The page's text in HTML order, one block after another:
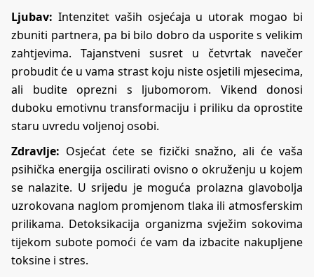
Ljubav: Intenzitet vaših osjećaja u utorak mogao bi
zbuniti partnera, pa bi bilo dobro da usporite s velikim
zahtjevima. Tajanstveni susret u četvrtak navečer
probudit će u vama strast koju niste osjetili mjesecima,
ali budite oprezni s ljubomorom. Vikend donosi
duboku emotivnu transformaciju i priliku da oprostite
staru uvredu voljenoj osobi.
Zdravlje: Osjećat ćete se fizički snažno, ali će vaša
psihička energija oscilirati ovisno o okruženju u kojem
se nalazite. U srijedu je moguća prolazna glavobolja
uzrokovana naglom promjenom tlaka ili atmosferskim
prilikama. Detoksikacija organizma svježim sokovima
tijekom subote pomoći će vam da izbacite nakupljene
toksine i stres.